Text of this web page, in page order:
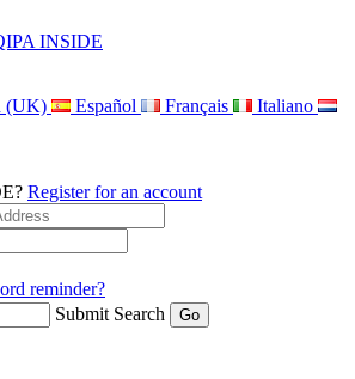
INSIDE
(UK) Español Français
Italiano
Register for an account
reminder?
Submit Search